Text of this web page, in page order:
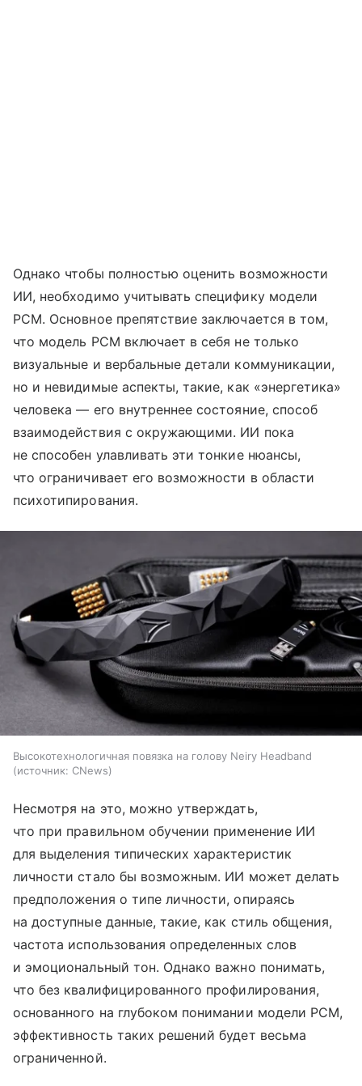
Однако чтобы полностью оценить возможности
ИИ, необходимо учитывать специфику модели
PCM. Основное препятствие заключается в том,
что модель PCM включает в себя не только
визуальные и вербальные детали коммуникации,
но и невидимые аспекты, такие, как «энергетика»
человека — его внутреннее состояние, способ
взаимодействия с окружающими. ИИ пока
не способен улавливать эти тонкие нюансы,
что ограничивает его возможности в области
психотипирования.
Высокотехнологичная повязка на голову Neiry Headband
источник: CNews
Несмотря на это, можно утверждать,
что при правильном обучении применение ИИ
для выделения типических характеристик
личности стало бы возможным. ИИ может делать
предположения о типе личности, опираясь
на доступные данные, такие, как стиль общения,
частота использования определенных слов
и эмоциональный тон. Однако важно понимать,
что без квалифицированного профилирования,
основанного на глубоком понимании модели PCM,
эффективность таких решений будет весьма
ограниченной.